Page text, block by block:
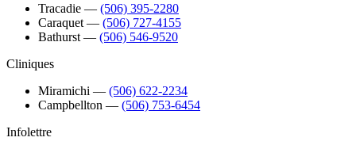
Tracadie ― (506) 395-2280
Caraquet ― (506) 727-4155
Bathurst ― (506) 546-9520
Cliniques
Miramichi ― (506) 622-2234
Campbellton ― (506) 753-6454
Infolettre